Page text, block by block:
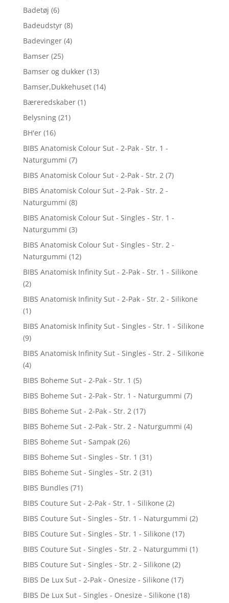
Badetøj (6)
Badeudstyr (8)
Badevinger (4)
Bamser (25)
Bamser og dukker (13)
Bamser,Dukkehuset (14)
Bæreredskaber (1)
Belysning (21)
BH'er (16)
BIBS Anatomisk Colour Sut - 2-Pak - Str. 1 -
Naturgummi (7)
BIBS Anatomisk Colour Sut - 2-Pak - Str. 2 (7)
BIBS Anatomisk Colour Sut - 2-Pak - Str. 2 -
Naturgummi (8)
BIBS Anatomisk Colour Sut - Singles - Str. 1 -
Naturgummi (3)
BIBS Anatomisk Colour Sut - Singles - Str. 2 -
Naturgummi (12)
BIBS Anatomisk Infinity Sut - 2-Pak - Str. 1 - Silikone
(2)
BIBS Anatomisk Infinity Sut - 2-Pak - Str. 2 - Silikone
(1)
BIBS Anatomisk Infinity Sut - Singles - Str. 1 - Silikone
(9)
BIBS Anatomisk Infinity Sut - Singles - Str. 2 - Silikone
(4)
BIBS Boheme Sut - 2-Pak - Str. 1 (5)
BIBS Boheme Sut - 2-Pak - Str. 1 - Naturgummi (7)
BIBS Boheme Sut - 2-Pak - Str. 2 (17)
BIBS Boheme Sut - 2-Pak - Str. 2 - Naturgummi (4)
BIBS Boheme Sut - Sampak (26)
BIBS Boheme Sut - Singles - Str. 1 (31)
BIBS Boheme Sut - Singles - Str. 2 (31)
BIBS Bundles (71)
BIBS Couture Sut - 2-Pak - Str. 1 - Silikone (2)
BIBS Couture Sut - Singles - Str. 1 - Naturgummi (2)
BIBS Couture Sut - Singles - Str. 1 - Silikone (17)
BIBS Couture Sut - Singles - Str. 2 - Naturgummi (1)
BIBS Couture Sut - Singles - Str. 2 - Silikone (2)
BIBS De Lux Sut - 2-Pak - Onesize - Silikone (17)
BIBS De Lux Sut - Singles - Onesize - Silikone (18)